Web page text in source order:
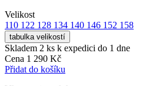
Velikost
110 122 128 134 140 146 152 158
tabulka velikostí
Skladem 2 ks k expedici do 1 dne
Cena 1 290 Kč
Přidat do košíku